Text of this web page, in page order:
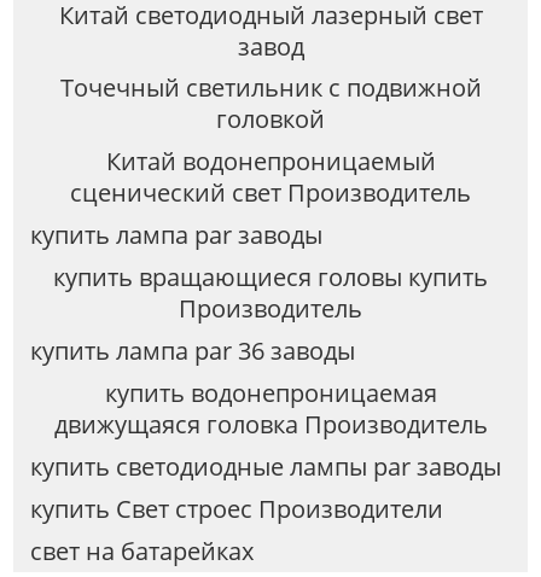
Китай светодиодный лазерный свет
завод
Точечный светильник с подвижной
головкой
Китай водонепроницаемый
сценический свет Производитель
купить лампа par заводы
купить вращающиеся головы купить
Производитель
купить лампа par 36 заводы
купить водонепроницаемая
движущаяся головка Производитель
купить светодиодные лампы par заводы
купить Свет строес Производители
свет на батарейках